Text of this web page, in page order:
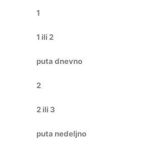
1
1 ili 2
puta dnevno
2
2 ili 3
puta nedeljno